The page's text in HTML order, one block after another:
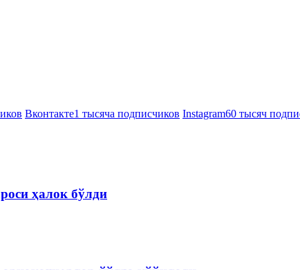
Вконтакте1 тысяча подписчиков Instagram60 тысяч
ҳалок бўлди